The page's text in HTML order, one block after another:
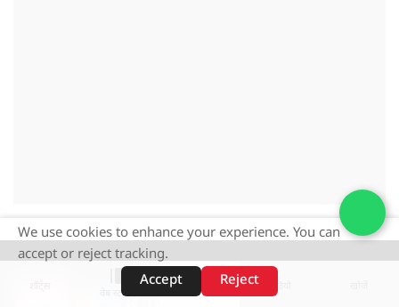
वेब स्टोरीज़
We use cookies to enhance your experience. You can
accept or reject tracking.
Accept
Reject